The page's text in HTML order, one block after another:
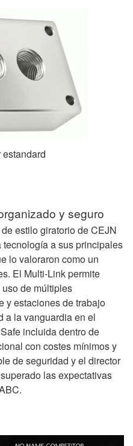
y seguro
estilo giratorio de CEJN
a sus principales
lo valoraron como un
El Multi-Link permite
de múltiples
y estaciones de trabajo
a la vanguardia en el
incluida dentro de
con costes mínimos y
de seguridad y el director
las expectativas